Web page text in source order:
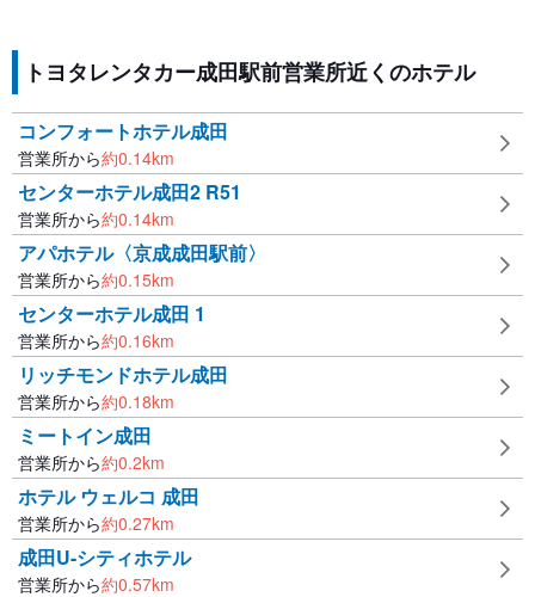
トヨタレンタカー成田駅前営業所近くのホテル
コンフォートホテル成田
営業所から約0.14km
センターホテル成田2 R51
営業所から約0.14km
アパホテル〈京成成田駅前〉
営業所から約0.15km
センターホテル成田 1
営業所から約0.16km
リッチモンドホテル成田
営業所から約0.18km
ミートイン成田
営業所から約0.2km
ホテル ウェルコ 成田
営業所から約0.27km
成田U-シティホテル
営業所から約0.57km